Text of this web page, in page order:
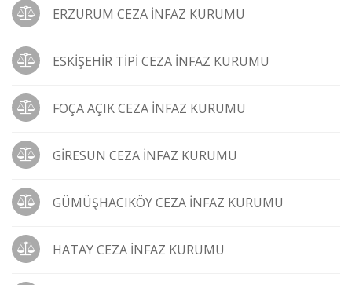
ERZURUM CEZA İNFAZ KURUMU
ESKİŞEHİR TİPİ CEZA İNFAZ KURUMU
FOÇA AÇIK CEZA İNFAZ KURUMU
GİRESUN CEZA İNFAZ KURUMU
GÜMÜŞHACIKÖY CEZA İNFAZ KURUMU
HATAY CEZA İNFAZ KURUMU